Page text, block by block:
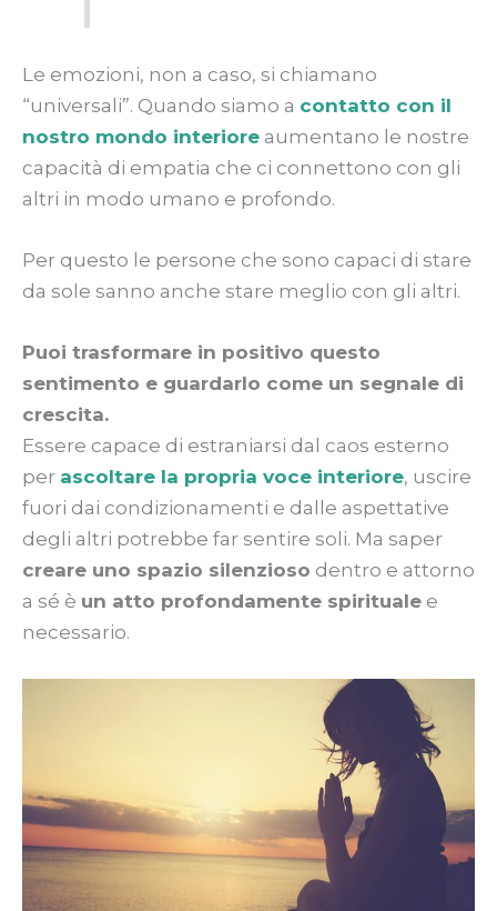
Le emozioni, non a caso, si chiamano
“universali”. Quando siamo a contatto con il
nostro mondo interiore aumentano le nostre
capacità di empatia che ci connettono con gli
altri in modo umano e profondo.
Per questo le persone che sono capaci di stare
da sole sanno anche stare meglio con gli altri.
Puoi trasformare in positivo questo
sentimento e guardarlo come un segnale di
crescita.
Essere capace di estraniarsi dal caos esterno
per ascoltare la propria voce interiore, uscire
fuori dai condizionamenti e dalle aspettative
degli altri potrebbe far sentire soli. Ma saper
creare uno spazio silenzioso dentro e attorno
a sé è un atto profondamente spirituale e
necessario.